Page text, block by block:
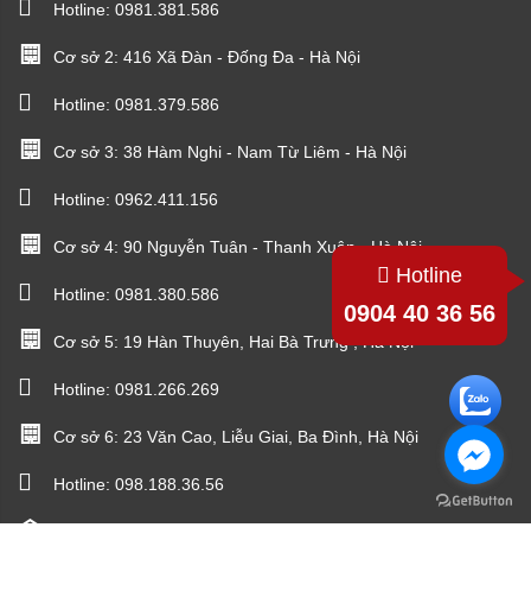
Hotline: 0981.381.586
Cơ sở 2: 416 Xã Đàn - Đống Đa - Hà Nội
Hotline: 0981.379.586
Cơ sở 3: 38 Hàm Nghi - Nam Từ Liêm - Hà Nội
Hotline: 0962.411.156
Cơ sở 4: 90 Nguyễn Tuân - Thanh Xuân - Hà Nội
Hotline: 0981.380.586
Cơ sở 5: 19 Hàn Thuyên, Hai Bà Trưng , Hà Nội
Hotline: 0981.266.269
Cơ sở 6: 23 Văn Cao, Liễu Giai, Ba Đình, Hà Nội
Hotline: 098.188.36.56
Hotline
0904 40 36 56